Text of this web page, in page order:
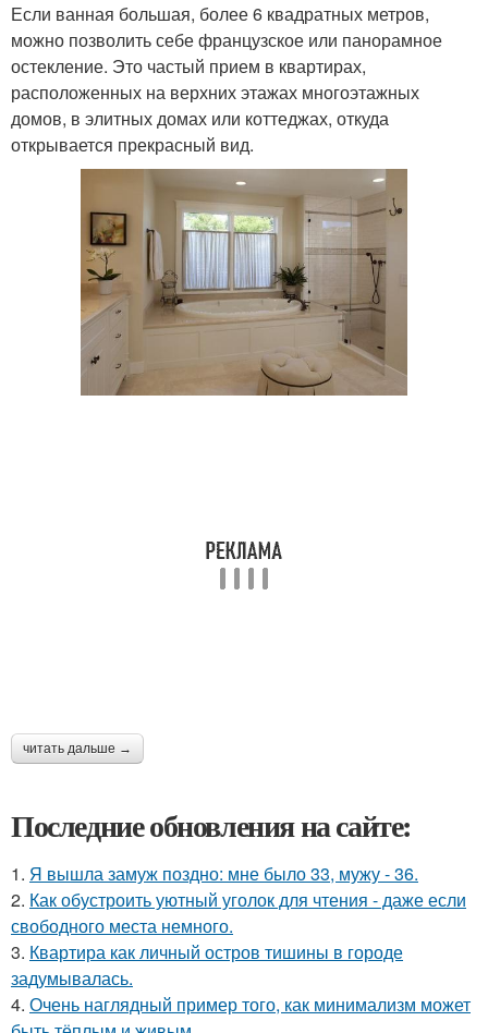
Если ванная большая, более 6 квадратных метров,
можно позволить себе французское или панорамное
остекление. Это частый прием в квартирах,
расположенных на верхних этажах многоэтажных
домов, в элитных домах или коттеджах, откуда
открывается прекрасный вид.
читать дальше →
Последние обновления на сайте:
1. Я вышла замуж поздно: мне было 33, мужу - 36.
2. Как обустроить уютный уголок для чтения - даже если
свободного места немного.
3. Квартира как личный остров тишины в городе
задумывалась.
4. Очень наглядный пример того, как минимализм может